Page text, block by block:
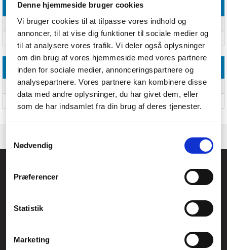
Denne hjemmeside bruger cookies
Vi bruger cookies til at tilpasse vores indhold og
annoncer, til at vise dig funktioner til sociale medier og
til at analysere vores trafik. Vi deler også oplysninger
om din brug af vores hjemmeside med vores partnere
inden for sociale medier, annonceringspartnere og
analysepartnere. Vores partnere kan kombinere disse
data med andre oplysninger, du har givet dem, eller
som de har indsamlet fra din brug af deres tjenester.
Nødvendig
Præferencer
Statistik
Marketing
BIOS
BIOS-type UEFI AMI
BIOS-hukommelsesstørrelse 128 Mbit
Vægt & størrelser
Bredde 220 mm
CVR.: 26208637
Generelle henvendelser:
Service- og reklamationsafdelingen: